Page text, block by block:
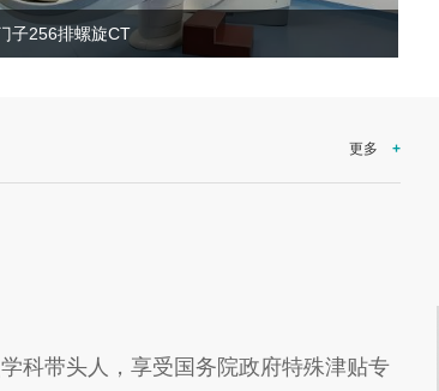
排螺旋CT
更多 +
科带头人，享受国务院政府特殊津贴专